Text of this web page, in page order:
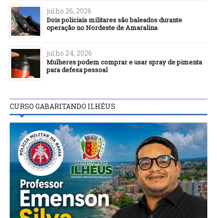
julho 26, 2026
Dois policiais militares são baleados durante
operação no Nordeste de Amaralina
julho 24, 2026
Mulheres podem comprar e usar spray de pimenta
para defesa pessoal
CURSO GABARITANDO ILHÉUS